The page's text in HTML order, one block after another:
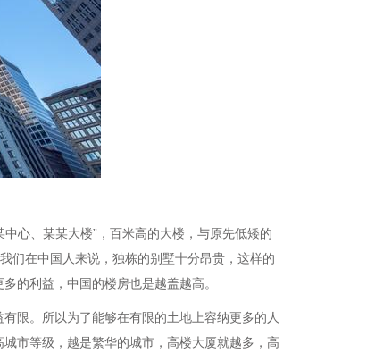
心、某某大楼”，百米高的大楼，与原先低矮的
们在中国人来说，独栋的别墅十分昂贵，这样的
的利益，中国的楼房也是越盖越高。
限。所以为了能够在有限的土地上容纳更多的人
市等级，越是繁华的城市，高楼大厦就越多，高